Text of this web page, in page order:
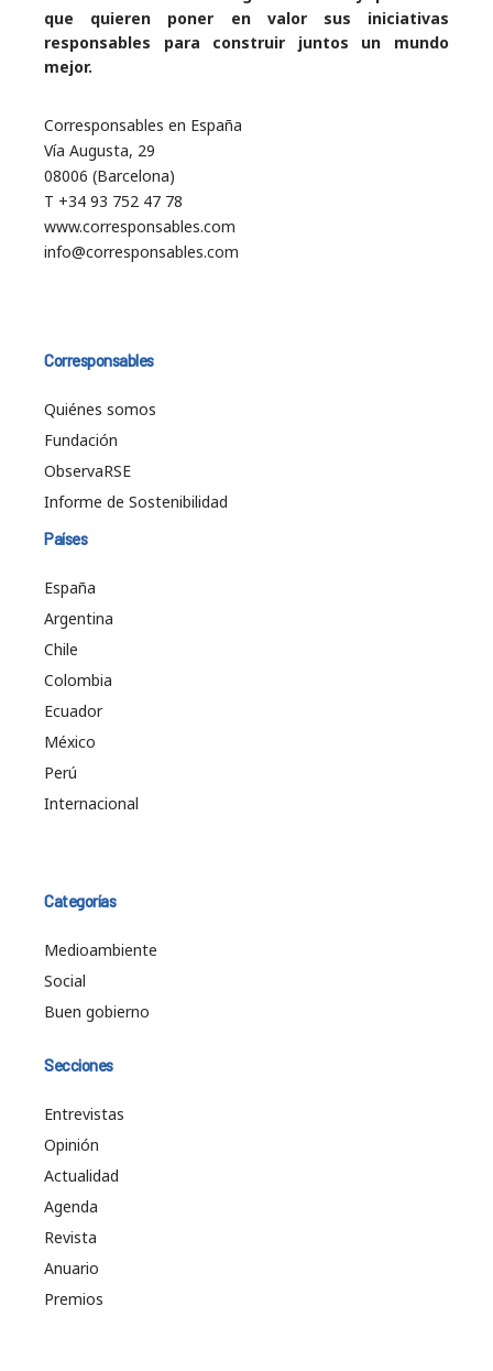
que quieren poner en valor sus iniciativas
responsables para construir juntos un mundo
mejor.
Corresponsables en España
Vía Augusta, 29
08006 (Barcelona)
T +34 93 752 47 78
www.corresponsables.com
info@corresponsables.com
Corresponsables
Quiénes somos
Fundación
ObservaRSE
Informe de Sostenibilidad
Países
España
Argentina
Chile
Colombia
Ecuador
México
Perú
Internacional
Categorías
Medioambiente
Social
Buen gobierno
Secciones
Entrevistas
Opinión
Actualidad
Agenda
Revista
Anuario
Premios